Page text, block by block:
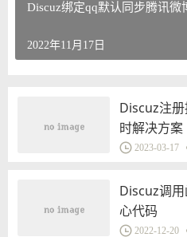
Discuz绑定qq默认同步腾讯微
2022年11月17日
Discuz注册
时解决方案
2023-03-17
Discuz调
心代码
2022-12-20